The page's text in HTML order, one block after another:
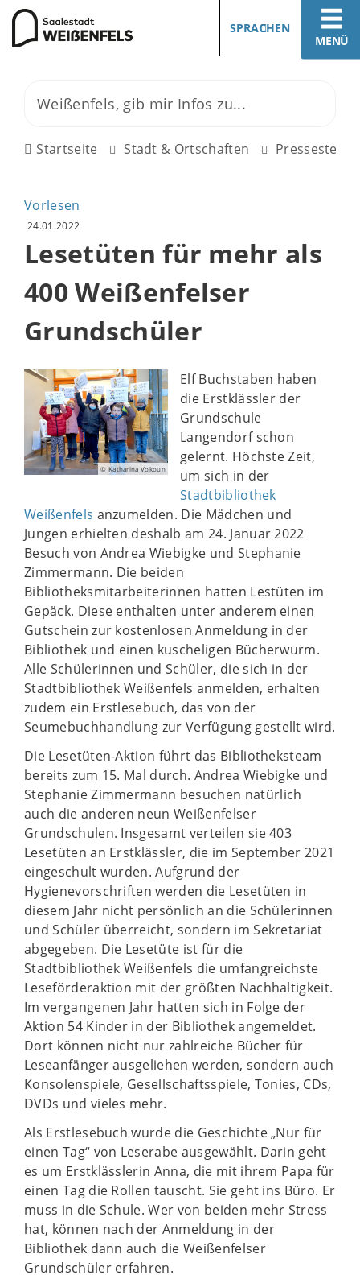
MENÜ
SPRACHEN
Startseite Stadt & Ortschaften Pressestelle
Vorlesen
24.01.2022
Lesetüten für mehr als
400 Weißenfelser
Grundschüler
© Katharina Vokoun
Elf Buchstaben haben
die Erstklässler der
Grundschule
Langendorf schon
gelernt. Höchste Zeit,
um sich in der
Stadtbibliothek
Weißenfels anzumelden. Die Mädchen und
Jungen erhielten deshalb am 24. Januar 2022
Besuch von Andrea Wiebigke und Stephanie
Zimmermann. Die beiden
Bibliotheksmitarbeiterinnen hatten Lestüten im
Gepäck. Diese enthalten unter anderem einen
Gutschein zur kostenlosen Anmeldung in der
Bibliothek und einen kuscheligen Bücherwurm.
Alle Schülerinnen und Schüler, die sich in der
Stadtbibliothek Weißenfels anmelden, erhalten
zudem ein Erstlesebuch, das von der
Seumebuchhandlung zur Verfügung gestellt wird.
Die Lesetüten-Aktion führt das Bibliotheksteam
bereits zum 15. Mal durch. Andrea Wiebigke und
Stephanie Zimmermann besuchen natürlich
auch die anderen neun Weißenfelser
Grundschulen. Insgesamt verteilen sie 403
Lesetüten an Erstklässler, die im September 2021
eingeschult wurden. Aufgrund der
Hygienevorschriften werden die Lesetüten in
diesem Jahr nicht persönlich an die Schülerinnen
und Schüler überreicht, sondern im Sekretariat
abgegeben. Die Lesetüte ist für die
Stadtbibliothek Weißenfels die umfangreichste
Leseförderaktion mit der größten Nachhaltigkeit.
Im vergangenen Jahr hatten sich in Folge der
Aktion 54 Kinder in der Bibliothek angemeldet.
Dort können nicht nur zahlreiche Bücher für
Leseanfänger ausgeliehen werden, sondern auch
Konsolenspiele, Gesellschaftsspiele, Tonies, CDs,
DVDs und vieles mehr.
Als Erstlesebuch wurde die Geschichte „Nur für
einen Tag“ von Leserabe ausgewählt. Darin geht
es um Erstklässlerin Anna, die mit ihrem Papa für
einen Tag die Rollen tauscht. Sie geht ins Büro. Er
muss in die Schule. Wer von beiden mehr Stress
hat, können nach der Anmeldung in der
Bibliothek dann auch die Weißenfelser
Grundschüler erfahren.